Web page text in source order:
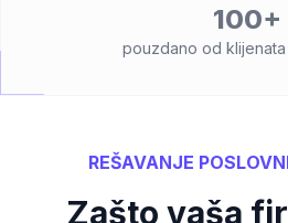
100+
pouzdano od klijenata
REŠAVANJE
Zašto vaša